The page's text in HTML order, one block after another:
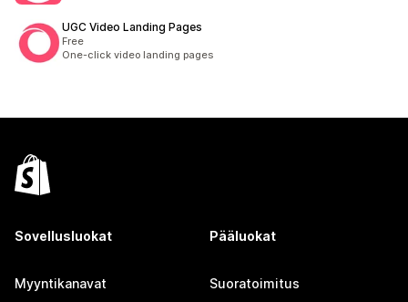
UGC Video Landing Pages
Free
One-click video landing pages
Sovellusluokat
Myyntikanavat
Pääluokat
Suoratoimitus